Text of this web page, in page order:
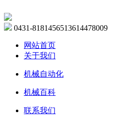
0431-8181456513614478009
网站首页
关于我们
机械自动化
机械百科
联系我们